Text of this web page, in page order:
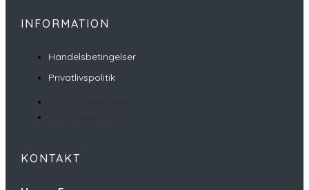
INFORMATION
Handelsbetingelser
Privatlivspolitik
KONTAKT